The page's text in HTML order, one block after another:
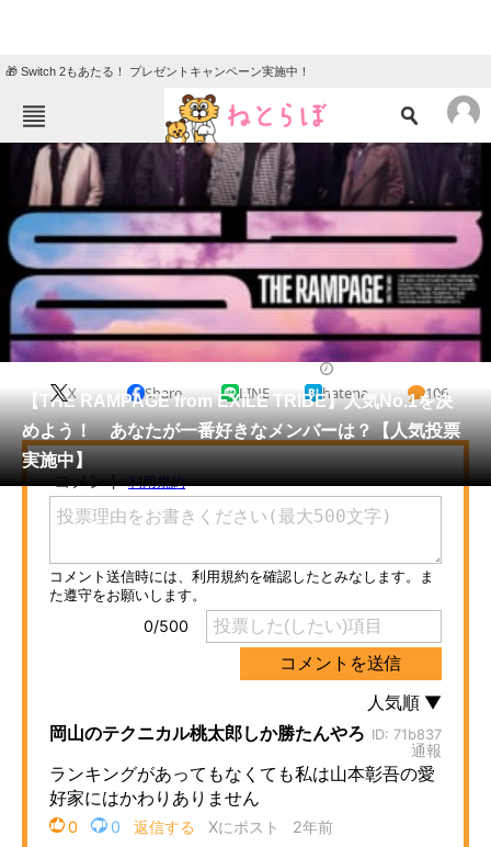
🎁 Switch 2もあたる！ プレゼントキャンペーン実施中！
ねとらぼメニュー
TOP ニュース
エンタメ クイズ
グルメ 地域
住まい 教育・育児
動物 リサーチ
会員記事
メディア
注目記事を集めた総合ページ
スマホと通信の最新トレンド
進化するPCとデバイスの未来
ビジネスと働き方のヒント
AI活用のいまが分かる
企業ITのトレンドを詳説
【THE RAMPAGE from EXILE TRIBE】人気No.1を決
めよう！ あなたが一番好きなメンバーは？【人気投票
実施中】
X Share LINE hatena 106